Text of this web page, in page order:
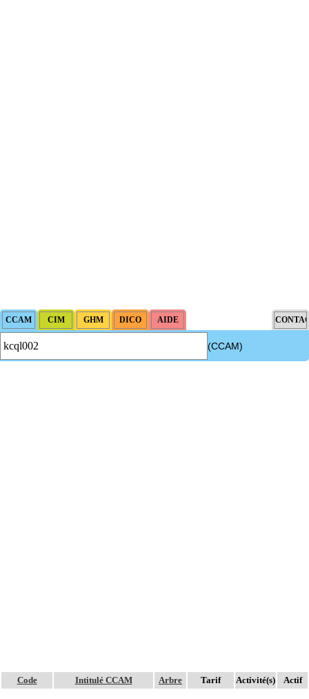
(CCAM)
Code Intitulé CCAM Arbre Tarif Activité(s) Actif